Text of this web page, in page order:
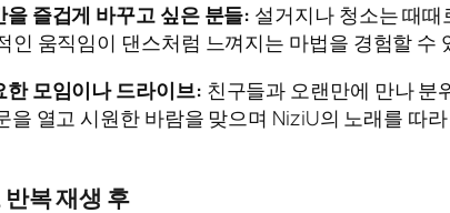
즐겁게 바꾸고 싶은 분들: 설거지나 청소는 때때
인 움직임이 댄스처럼 느껴지는 마법을 경험할
모임이나 드라이브: 친구들과 오랜만에 만나 분
을 열고 시원한 바람을 맞으며 NiziU의 노래를 따
복 재생 후